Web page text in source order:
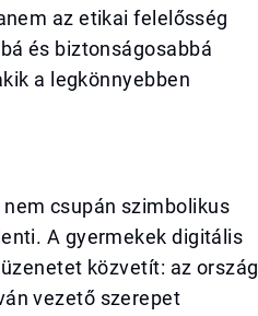
az etikai felelősség
és biztonságosabbá
a legkönnyebben
csupán szimbolikus
A gyermekek digitális
közvetít: az ország
vezető szerepet